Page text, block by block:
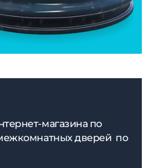
магазина по
дверей по